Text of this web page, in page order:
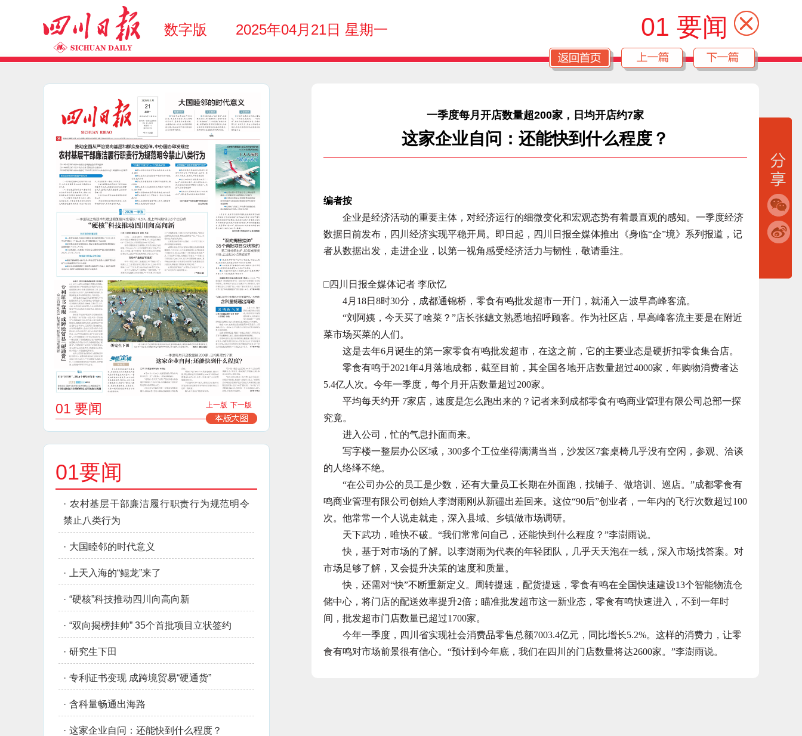
数字版 2025年04月21日 星期一 01 要闻
01 要闻 上一版 下一版
01要闻
· 农村基层干部廉洁履行职责行为规范明令
禁止八类行为
· 大国睦邻的时代意义
· 上天入海的“鲲龙”来了
· “硬核”科技推动四川向高向新
· “双向揭榜挂帅” 35个首批项目立状签约
· 研究生下田
· 专利证书变现 成跨境贸易“硬通货”
· 含科量畅通出海路
· 这家企业自问：还能快到什么程度？
一季度每月开店数量超200家，日均开店约7家
这家企业自问：还能快到什么程度？
编者按
企业是经济活动的重要主体，对经济运行的细微变化和宏观态势有着最直观的感知。一季度经济
数据日前发布，四川经济实现平稳开局。即日起，四川日报全媒体推出《身临“企”境》系列报道，记
者从数据出发，走进企业，以第一视角感受经济活力与韧性，敬请垂注。
□四川日报全媒体记者 李欣忆
4月18日8时30分，成都通锦桥，零食有鸣批发超市一开门，就涌入一波早高峰客流。
“刘阿姨，今天买了啥菜？”店长张鏸文熟悉地招呼顾客。作为社区店，早高峰客流主要是在附近
菜市场买菜的人们。
这是去年6月诞生的第一家零食有鸣批发超市，在这之前，它的主要业态是硬折扣零食集合店。
零食有鸣于2021年4月落地成都，截至目前，其全国各地开店数量超过4000家，年购物消费者达
5.4亿人次。今年一季度，每个月开店数量超过200家。
平均每天约开 7家店，速度是怎么跑出来的？记者来到成都零食有鸣商业管理有限公司总部一探
究竟。
进入公司，忙的气息扑面而来。
写字楼一整层办公区域，300多个工位坐得满满当当，沙发区7套桌椅几乎没有空闲，参观、洽谈
的人络绎不绝。
“在公司办公的员工是少数，还有大量员工长期在外面跑，找铺子、做培训、巡店。”成都零食有
鸣商业管理有限公司创始人李澍雨刚从新疆出差回来。这位“90后”创业者，一年内的飞行次数超过100
次。他常常一个人说走就走，深入县域、乡镇做市场调研。
天下武功，唯快不破。“我们常常问自己，还能快到什么程度？”李澍雨说。
快，基于对市场的了解。以李澍雨为代表的年轻团队，几乎天天泡在一线，深入市场找答案。对
市场足够了解，又会提升决策的速度和质量。
快，还需对“快”不断重新定义。周转提速，配货提速，零食有鸣在全国快速建设13个智能物流仓
储中心，将门店的配送效率提升2倍；瞄准批发超市这一新业态，零食有鸣快速进入，不到一年时
间，批发超市门店数量已超过1700家。
今年一季度，四川省实现社会消费品零售总额7003.4亿元，同比增长5.2%。这样的消费力，让零
食有鸣对市场前景很有信心。“预计到今年底，我们在四川的门店数量将达2600家。”李澍雨说。